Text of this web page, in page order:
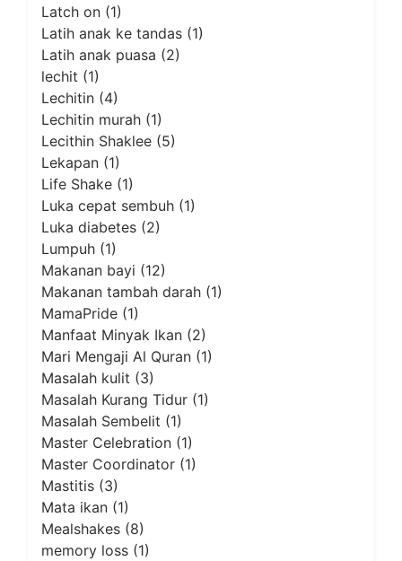
Latch on (1)
Latih anak ke tandas (1)
Latih anak puasa (2)
lechit (1)
Lechitin (4)
Lechitin murah (1)
Lecithin Shaklee (5)
Lekapan (1)
Life Shake (1)
Luka cepat sembuh (1)
Luka diabetes (2)
Lumpuh (1)
Makanan bayi (12)
Makanan tambah darah (1)
MamaPride (1)
Manfaat Minyak Ikan (2)
Mari Mengaji Al Quran (1)
Masalah kulit (3)
Masalah Kurang Tidur (1)
Masalah Sembelit (1)
Master Celebration (1)
Master Coordinator (1)
Mastitis (3)
Mata ikan (1)
Mealshakes (8)
memory loss (1)